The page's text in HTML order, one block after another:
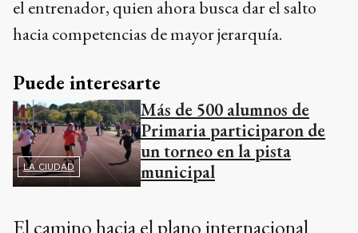
el entrenador, quien ahora busca dar el salto
hacia competencias de mayor jerarquía.
Puede interesarte
LA CIUDAD
Más de 500 alumnos de
Primaria participaron de
un torneo en la pista
municipal
El camino hacia el plano internacional